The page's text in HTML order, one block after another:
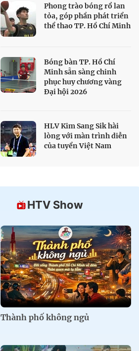
Phong trào bóng rổ lan
tỏa, góp phần phát triển
thể thao TP. Hồ Chí Minh
Bóng bàn TP. Hồ Chí
Minh sẵn sàng chinh
phục huy chương vàng
Đại hội 2026
HLV Kim Sang Sik hài
lòng với màn trình diễn
của tuyển Việt Nam
HTV Show
Thành phố không ngủ